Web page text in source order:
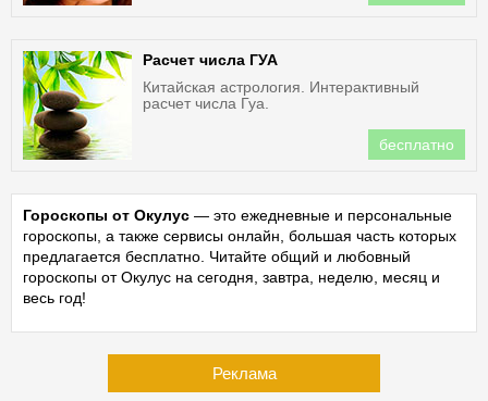
Расчет числа ГУА
Китайская астрология. Интерактивный
расчет числа Гуа.
бесплатно
Гороскопы от Окулус — это ежедневные и персональные
гороскопы, а также сервисы онлайн, большая часть которых
предлагается бесплатно. Читайте общий и любовный
гороскопы от Окулус на сегодня, завтра, неделю, месяц и
весь год!
Реклама